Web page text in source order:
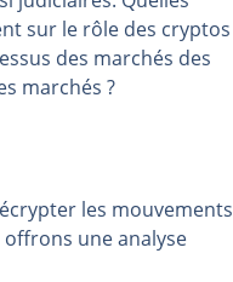
Antoine Michelet
Éric Galiègue
Antoine Michelet
sur le rôle des cryptos
des marchés des
marchés ?
les mouvements
une analyse